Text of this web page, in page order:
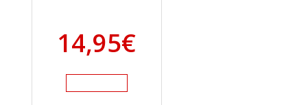
14,95€